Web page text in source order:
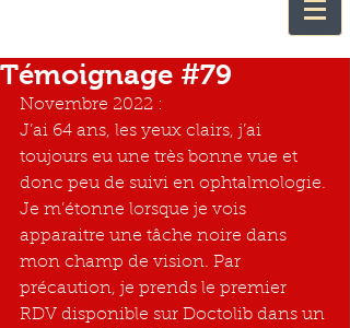
Témoignage #79
Novembre 2022 :
J’ai 64 ans, les yeux clairs, j’ai
toujours eu une très bonne vue et
donc peu de suivi en ophtalmologie.
Je m’étonne lorsque je vois
apparaitre une tâche noire dans
mon champ de vision. Par
précaution, je prends le premier
RDV disponible sur Doctolib dans un